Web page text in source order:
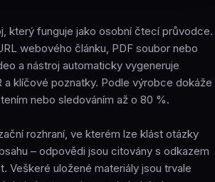
který funguje jako osobní čtecí průvodce.
webového článku, PDF soubor nebo
a nástroj automaticky vygeneruje
a klíčové poznatky. Podle výrobce dokáže
nebo sledováním až o 80 %.
rozhraní, ve kterém lze klást otázky
– odpovědi jsou citovány s odkazem
Veškeré uložené materiály jsou trvale